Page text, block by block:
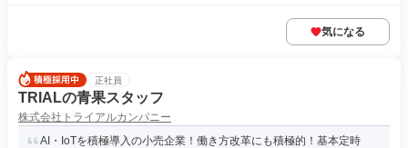
気になる
正社員
TRIALの青果スタッフ
株式会社トライアルカンパニー
AI・IoTを積極導入の小売企業！働き方改革にも積極的！基本定時